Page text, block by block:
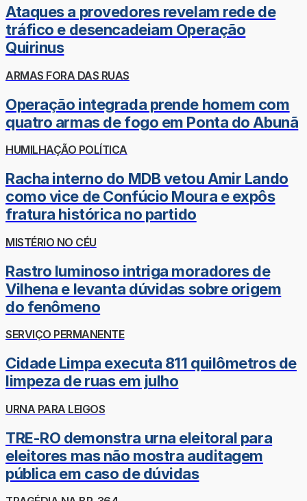
Ataques a provedores revelam rede de
tráfico e desencadeiam Operação
Quirinus
ARMAS FORA DAS RUAS
Operação integrada prende homem com
quatro armas de fogo em Ponta do Abunã
HUMILHAÇÃO POLÍTICA
Racha interno do MDB vetou Amir Lando
como vice de Confúcio Moura e expôs
fratura histórica no partido
MISTÉRIO NO CÉU
Rastro luminoso intriga moradores de
Vilhena e levanta dúvidas sobre origem
do fenômeno
SERVIÇO PERMANENTE
Cidade Limpa executa 811 quilômetros de
limpeza de ruas em julho
URNA PARA LEIGOS
TRE-RO demonstra urna eleitoral para
eleitores mas não mostra auditagem
pública em caso de dúvidas